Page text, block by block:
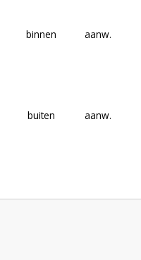
binnen aanw.
buiten aanw.